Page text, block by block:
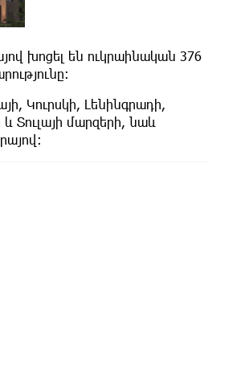
խոցել են ուկրաինական 376
Կուրսկի, Լենինգրադի,
Տուլայի մարզերի, նաև